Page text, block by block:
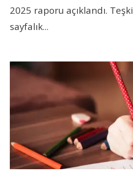
2025 raporu açıklandı.
sayfalık...